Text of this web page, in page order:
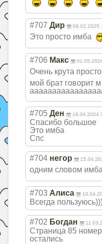
#707 Дир 09.02.2025
Это просто имба
#706 Макс
Очень крута
мой брат говорит
ааааааааааааааа
#705 Ден 18.04.2024
Спасибо большое
Это имба
Спс
#704 негор
одним словом имба
#703 Алиса
Всегда
#702 Богдан
Страница 85
остались